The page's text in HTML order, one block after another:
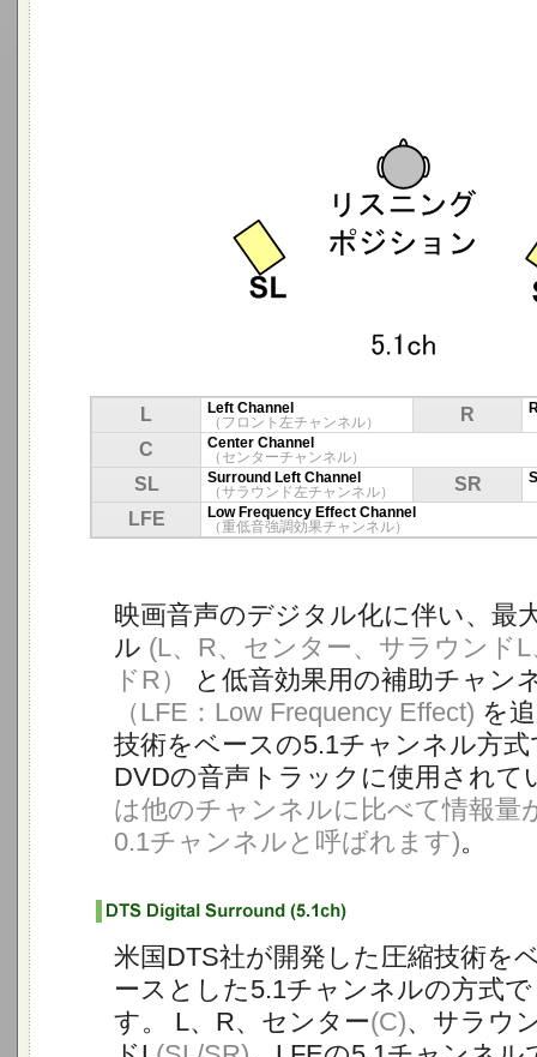
L
Left Channel
（フロント左チャンネル）
R
C
Center Channel
（センターチャンネル）
SL
Surround Left Channel
（サラウンド左チャンネル）
SR
LFE
Low Frequency Effect Channel
（重低音強調効果チャンネル）
映画音声のデジタル化に伴い、最
ル (L、R、センター、サラウンド
ドR）
と低音効果用の補助チャン
（LFE：Low Frequency Effect) を
技術をベースの5.1チャンネル方式
DVDの音声トラックに使用されて
は他のチャンネルに比べて情報量
0.1チャンネルと呼ばれます)。
米国DTS社が開発した圧縮技術を
ースとした5.1チャンネルの方式で
す。 L、R、センター(C)、サラウ